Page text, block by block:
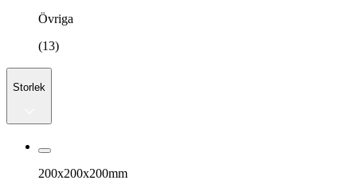
Övriga
(13)
Storlek
200x200x200mm